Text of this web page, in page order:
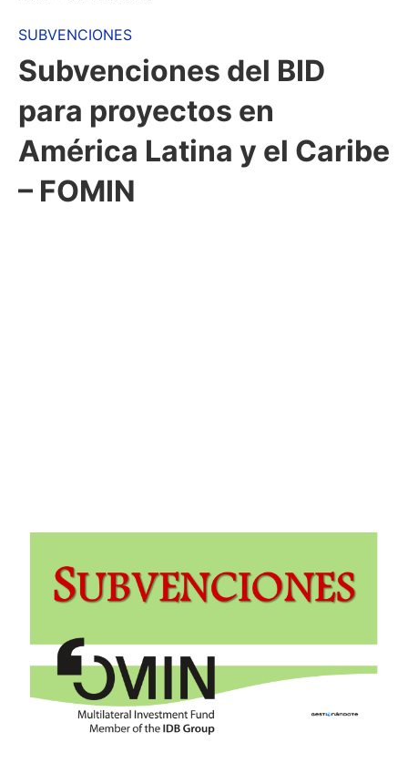
SUBVENCIONES
Subvenciones del BID
para proyectos en
América Latina y el Caribe
– FOMIN